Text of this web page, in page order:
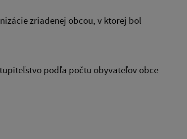
zriadenej obcou, v ktorej bol
podľa počtu obyvateľov obce